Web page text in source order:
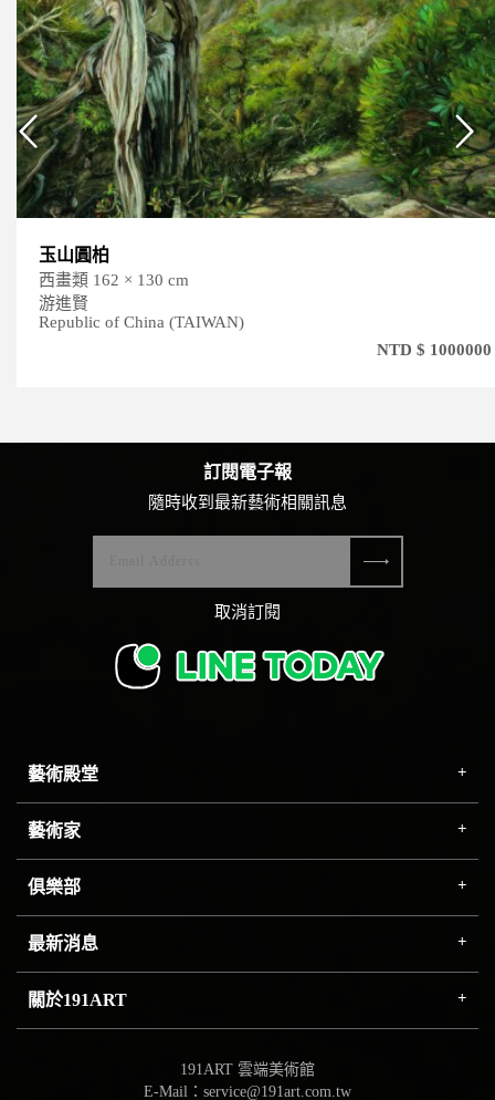
玉山圓柏
西畫類 162 × 130 cm
游進賢
Republic of China (TAIWAN)
NTD $ 1000000
藝術殿堂
藝術家
俱樂部
最新消息
關於191ART
訂閱電子報
隨時收到最新藝術相關訊息
取消訂閱
191ART 雲端美術館
E-Mail：service@191art.com.tw